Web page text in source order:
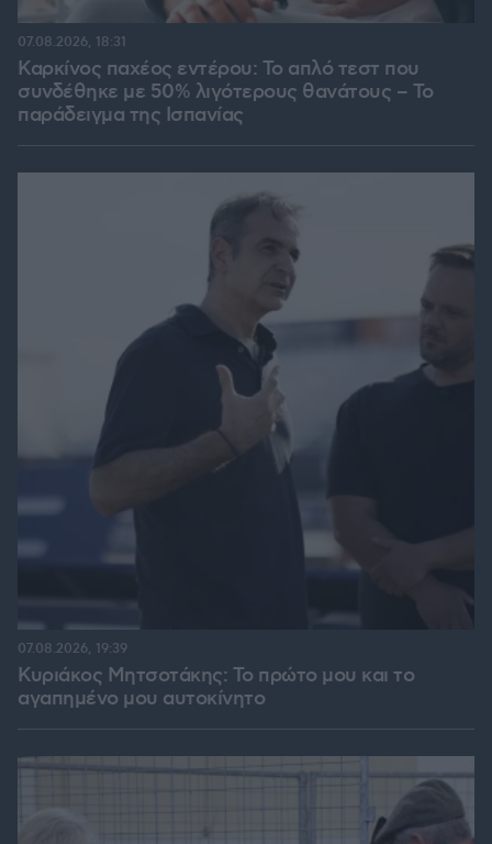
Καρκίνος παχέος εντέρου: Το απλό τεστ που
συνδέθηκε με 50% λιγότερους θανάτους – Το
παράδειγμα της Ισπανίας
07.08.2026, 18:31
Κυριάκος Μητσοτάκης: Το πρώτο μου και το
αγαπημένο μου αυτοκίνητο
07.08.2026, 19:39